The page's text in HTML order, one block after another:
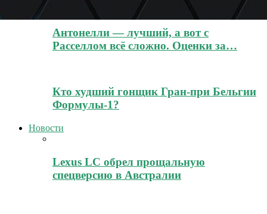
Антонелли — лучший, а вот с
Расселлом всё сложно. Оценки за…
Кто худший гонщик Гран-при Бельгии
Формулы-1?
Новости
Lexus LC обрел прощальную
спецверсию в Австралии